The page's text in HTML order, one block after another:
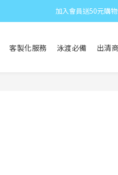
加入會員送50元購
客製化服務 泳渡必備 出清